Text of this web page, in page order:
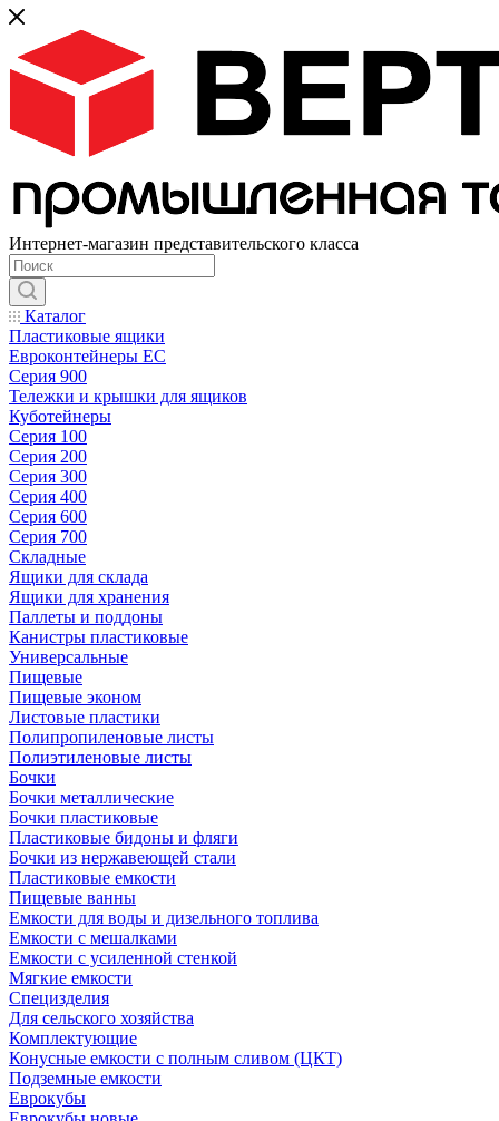
Интернет-магазин представительского класса
Каталог
Пластиковые ящики
Евроконтейнеры ЕС
Серия 900
Тележки и крышки для ящиков
Куботейнеры
Серия 100
Серия 200
Серия 300
Серия 400
Серия 600
Серия 700
Складные
Ящики для склада
Ящики для хранения
Паллеты и поддоны
Канистры пластиковые
Универсальные
Пищевые
Пищевые эконом
Листовые пластики
Полипропиленовые листы
Полиэтиленовые листы
Бочки
Бочки металлические
Бочки пластиковые
Пластиковые бидоны и фляги
Бочки из нержавеющей стали
Пластиковые емкости
Пищевые ванны
Емкости для воды и дизельного топлива
Емкости с мешалками
Емкости с усиленной стенкой
Мягкие емкости
Специзделия
Для сельского хозяйства
Комплектующие
Конусные емкости с полным сливом (ЦКТ)
Подземные емкости
Еврокубы